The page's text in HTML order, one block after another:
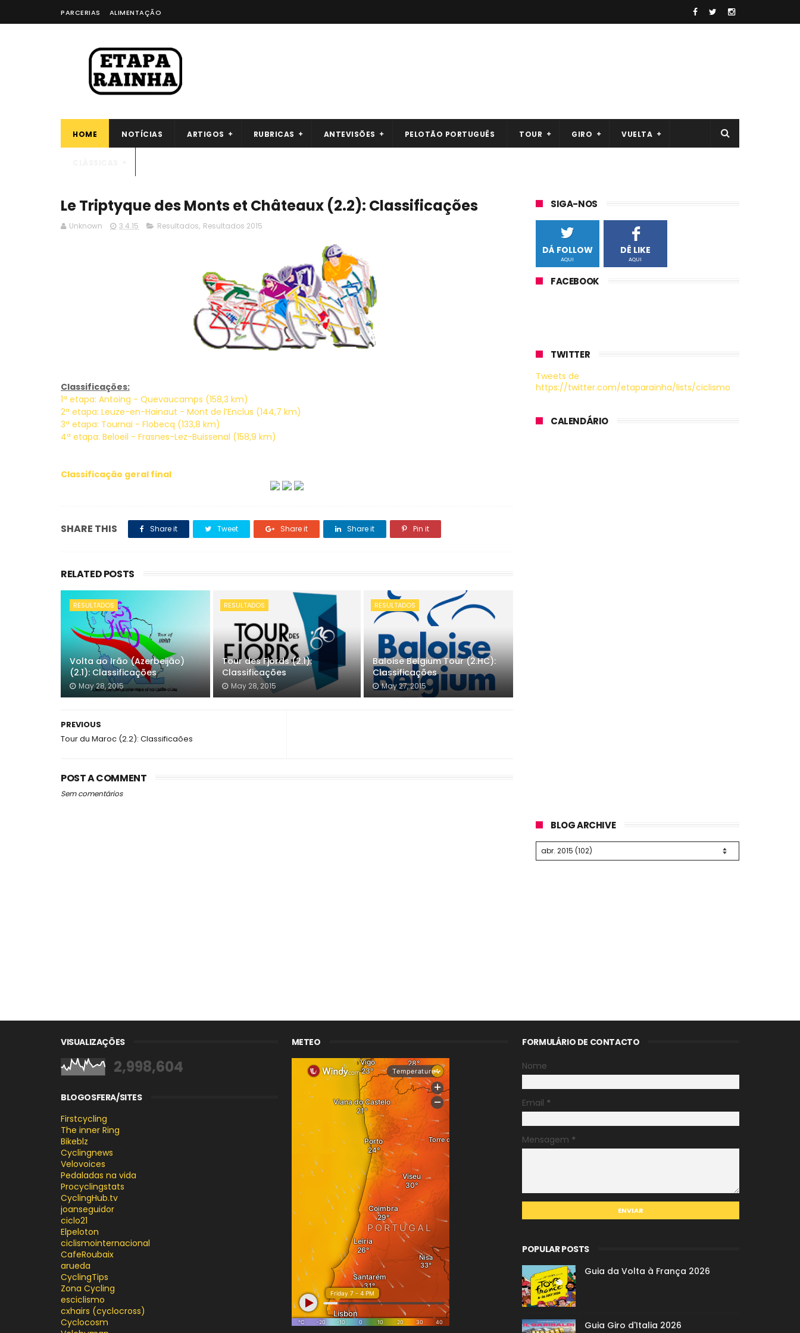
PARCERIAS ALIMENTAÇÃO
HOME NOTÍCIAS ARTIGOS RUBRICAS ANTEVISÕES PELOTÃO PORTUGUÊS TOUR GIRO VUELTA
Le Triptyque des Monts et Châteaux (2.2): Classificações
Unknown 3.4.15 Resultados, Resultados 2015
Classificações:
1ª etapa: Antoing - Quevaucamps (158,3 km)
2ª etapa: Leuze-en-Hainaut - Mont de l’Enclus (144,7 km)
3ª etapa: Tournai - Flobecq (133,8 km)
4ª etapa: Beloeil - Frasnes-Lez-Buissenal (158,9 km)
Classificação geral final
SHARE THIS Share it Tweet Share it Share it Pin it
RELATED POSTS
RESULTADOS
Volta ao Irão (Azerbeijão)
(2.1): Classificações
May 28, 2015
RESULTADOS
Tour des Fjords (2.1):
Classificações
May 28, 2015
RESULTADOS
Baloise Belgium Tour (2.HC):
Classificações
May 27, 2015
PREVIOUS
Tour du Maroc (2.2): Classificaões
POST A COMMENT
Sem comentários
SIGA-NOS
DÁ FOLLOW
AQUI
DÊ LIKE
AQUI
FACEBOOK
TWITTER
Tweets de
https://twitter.com/etaparainha/lists/ciclismo
CALENDÁRIO
BLOG ARCHIVE
VISUALIZAÇÕES
2,998,604
BLOGOSFERA/SITES
Firstcycling
The inner Ring
Bikeblz
Cyclingnews
Velovoices
Pedaladas na vida
Procyclingstats
CyclingHub.tv
joanseguidor
ciclo21
Elpeloton
ciclismointernacional
CafeRoubaix
arueda
CyclingTips
Zona Cycling
esciclismo
cxhairs (cyclocross)
Cyclocosm
METEO
FORMULÁRIO DE CONTACTO
Nome
Email *
Mensagem *
POPULAR POSTS
Guia da Volta à França 2026
Guia Giro d'Italia 2026